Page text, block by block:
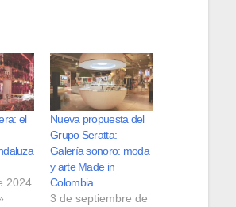
el
2024
Nueva propuesta del
Grupo Seratta:
Galería sonoro: moda
y arte Made in
Colombia
3 de septiembre de